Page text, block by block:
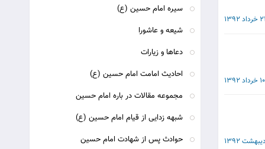
21 خرداد 1392
10 خرداد 1392
سیره امام حسین (ع)
شیعه و عاشورا
دعاها و زیارات
احادیث امامت امام حسین (ع)
مجموعه مقالات در باره امام حسین
شبهه زدایی از قیام امام حسین (ع)
حوادث پس از شهادت امام حسین